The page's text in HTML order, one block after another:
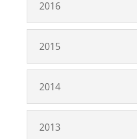
2016
2015
2014
2013